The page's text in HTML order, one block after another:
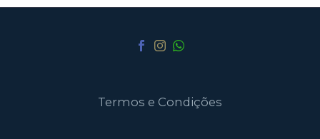
Termos e Condições